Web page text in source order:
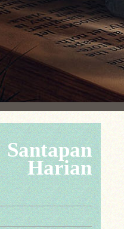
Santapan
Harian